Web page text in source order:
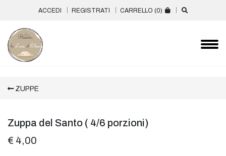
ACCEDI REGISTRATI CARRELLO (0)
ZUPPE
Zuppa del Santo ( 4/6 porzioni)
€ 4,00